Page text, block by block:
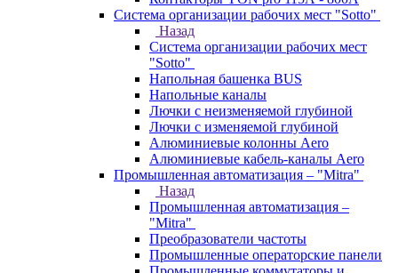
Система организации рабочих мест "Sotto"
Назад
Система организации рабочих мест
"Sotto"
Напольная башенка BUS
Напольные каналы
Лючки с неизменяемой глубиной
Лючки с изменяемой глубиной
Алюминиевые колонны Aero
Алюминиевые кабель-каналы Aero
Промышленная автоматизация – "Mitra"
Назад
Промышленная автоматизация –
"Mitra"
Преобразователи частоты
Промышленные операторские панели